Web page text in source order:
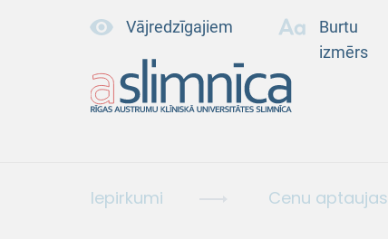
Vājredzīgajiem
Burtu
izmērs
Iepirkumi Cenu aptaujas